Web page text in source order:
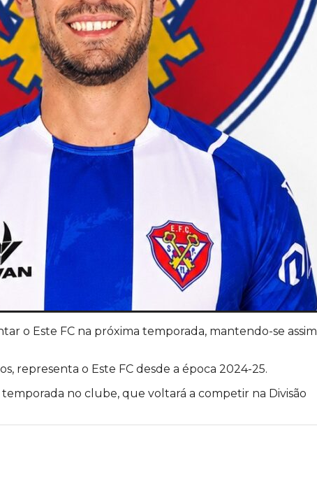
o Este FC na próxima temporada, mantendo-se assim
representa o Este FC desde a época 2024-25.
temporada no clube, que voltará a competir na Divisão